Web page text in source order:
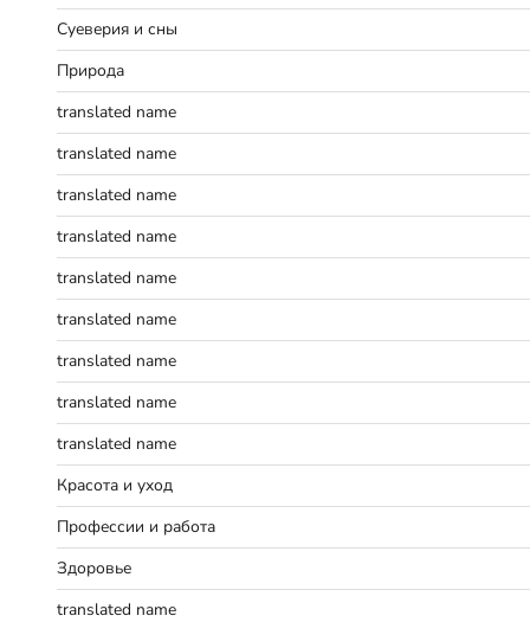
Суеверия и сны
Природа
translated name
translated name
translated name
translated name
translated name
translated name
translated name
translated name
translated name
Красота и уход
Профессии и работа
Здоровье
translated name